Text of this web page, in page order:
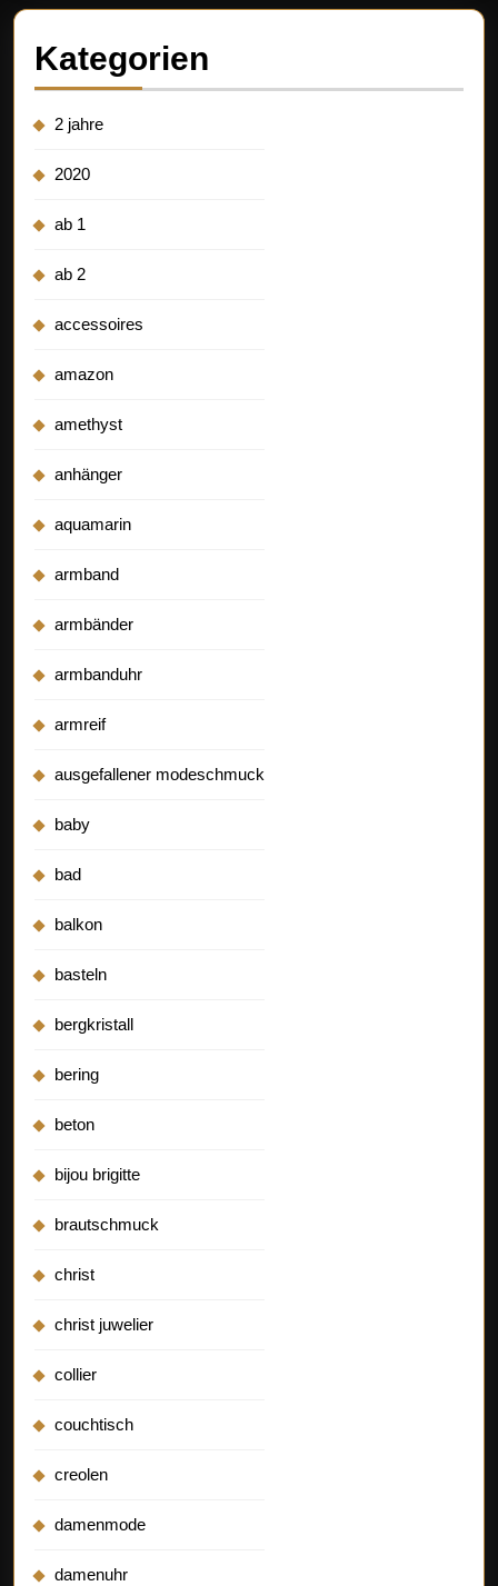
Kategorien
2 jahre
2020
ab 1
ab 2
accessoires
amazon
amethyst
anhänger
aquamarin
armband
armbänder
armbanduhr
armreif
ausgefallener modeschmuck
baby
bad
balkon
basteln
bergkristall
bering
beton
bijou brigitte
brautschmuck
christ
christ juwelier
collier
couchtisch
creolen
damenmode
damenuhr